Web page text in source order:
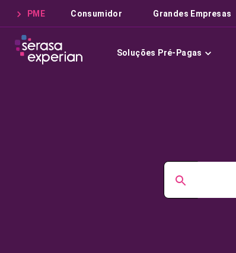
PME Consumidor Grandes Empresas
Soluções Pré-Pagas